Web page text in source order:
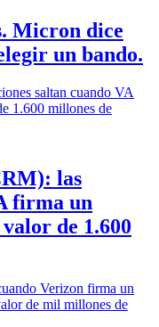
Micron dice
un bando.
las
firma un
de 1.600